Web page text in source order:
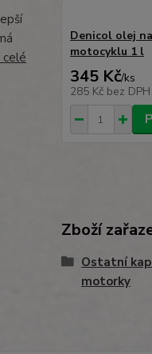
Denicol olej
motocyklu 1 l
345 Kč/ks
285 Kč bez DPH
Zboží
Ostatní
motorky